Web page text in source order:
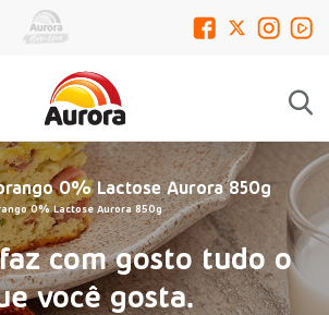
0% Lactose Aurora 850g
0% Lactose Aurora 850g
com gosto tudo o
você gosta.